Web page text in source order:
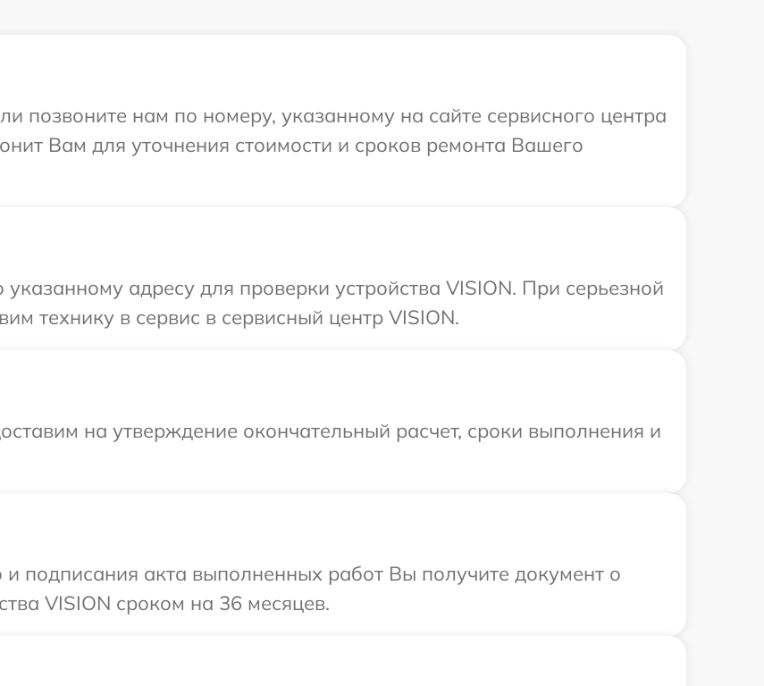
позвоните нам по номеру, указанному на сайте сервисного центра
Вам для уточнения стоимости и сроков ремонта Вашего
адресу для проверки устройства VISION. При серьезной
технику в сервис в сервисный центр VISION.
на утверждение окончательный расчет, сроки выполнения и
и подписания акта выполненных работ Вы получите документ о
VISION сроком на 36 месяцев.